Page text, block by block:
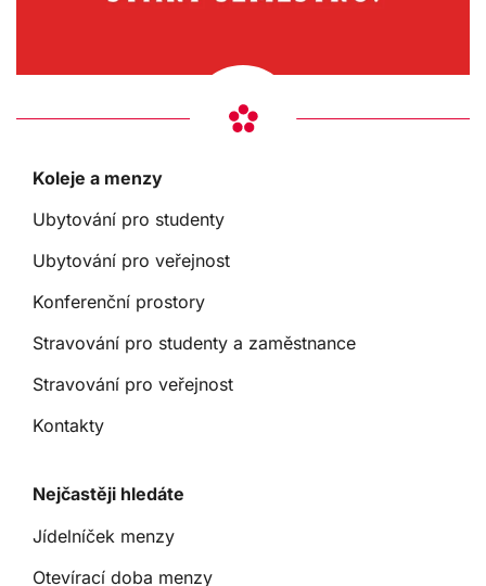
Koleje a menzy
Ubytování pro studenty
Ubytování pro veřejnost
Konferenční prostory
Stravování pro studenty a zaměstnance
Stravování pro veřejnost
Kontakty
Nejčastěji hledáte
Jídelníček menzy
Otevírací doba menzy